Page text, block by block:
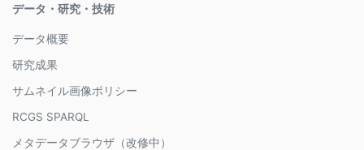
データ・研究・技術
データ概要
研究成果
サムネイル画像ポリシー
RCGS SPARQL
メタデータブラウザ（改修中）